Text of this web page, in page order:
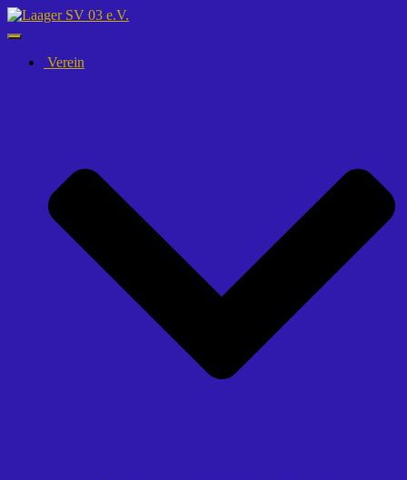
Navigation
umschalten
Verein